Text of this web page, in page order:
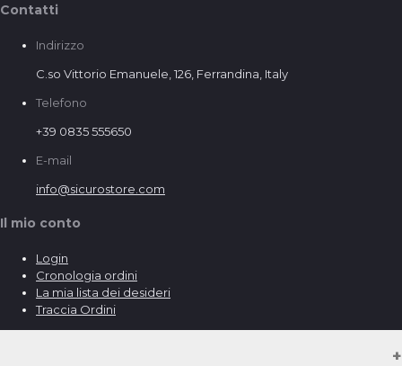
Contatti
Indirizzo
C.so Vittorio Emanuele, 126, Ferrandina, Italy
Telefono
+39 0835 555650
E-mail
info@sicurostore.com
Il mio conto
Login
Cronologia ordini
La mia lista dei desideri
Traccia Ordini